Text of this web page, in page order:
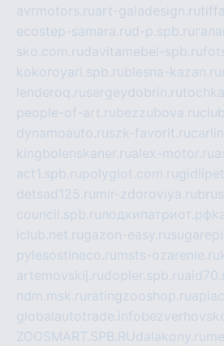
avrmotors.ruart-galadesign.ru
ecostep-samara.rud-p.spb.ru
sko.com.rudavitamebel-spb.ru
kokoroyari.spb.rublesna-kazan.ru
lenderoq.rusergeydobrin.ru
people-of-art.rubezzubova.ru
dynamoauto.ruszk-favorit.ru
kingbolenskaner.rualex-motor.ru
act1.spb.rupolyglot.com.ru
detsad125.ru mir-zdoroviya.ru
council.spb.ruлодкипатриот.рф
iclub.net.rugazon-easy.ru
pylesostineco.ru msts-ozarenie.ru
artemovskij.rudopler.spb.ru
ndm.msk.ru ratingzooshop.ru
globalautotrade.info
ZOOSMART.SPB.RUdalakony.ru